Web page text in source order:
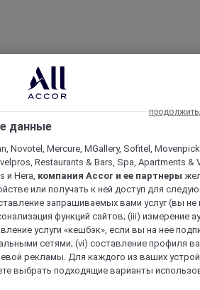
данные
Novotel, Mercure, MGallery, Sofitel,
Restaurants & Bars, Spa, Apartments &
и Hera, компания Accor и ее партнеры
или получать к ней доступ для
запрашиваемых вами услуг (вы
функций сайтов; (iii) измерение
услуги «кешбэк», если вы на нее
сетями; (vi) составление профиля
рекламы. Для каждого из ваших
выбрать подходящие варианты